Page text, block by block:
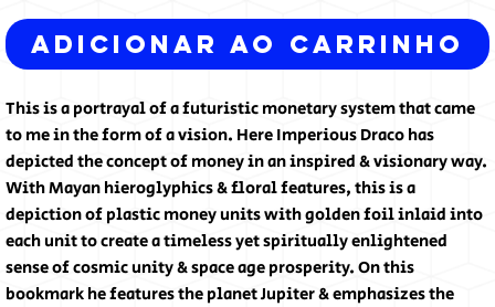
Adicionar ao carrinho
This is a portrayal of a futuristic monetary system that came
to me in the form of a vision. Here Imperious Draco has
depicted the concept of money in an inspired & visionary way.
With Mayan hieroglyphics & floral features, this is a
depiction of plastic money units with golden foil inlaid into
each unit to create a timeless yet spiritually enlightened
sense of cosmic unity & space age prosperity. On this
bookmark he features the planet Jupiter & emphasizes the